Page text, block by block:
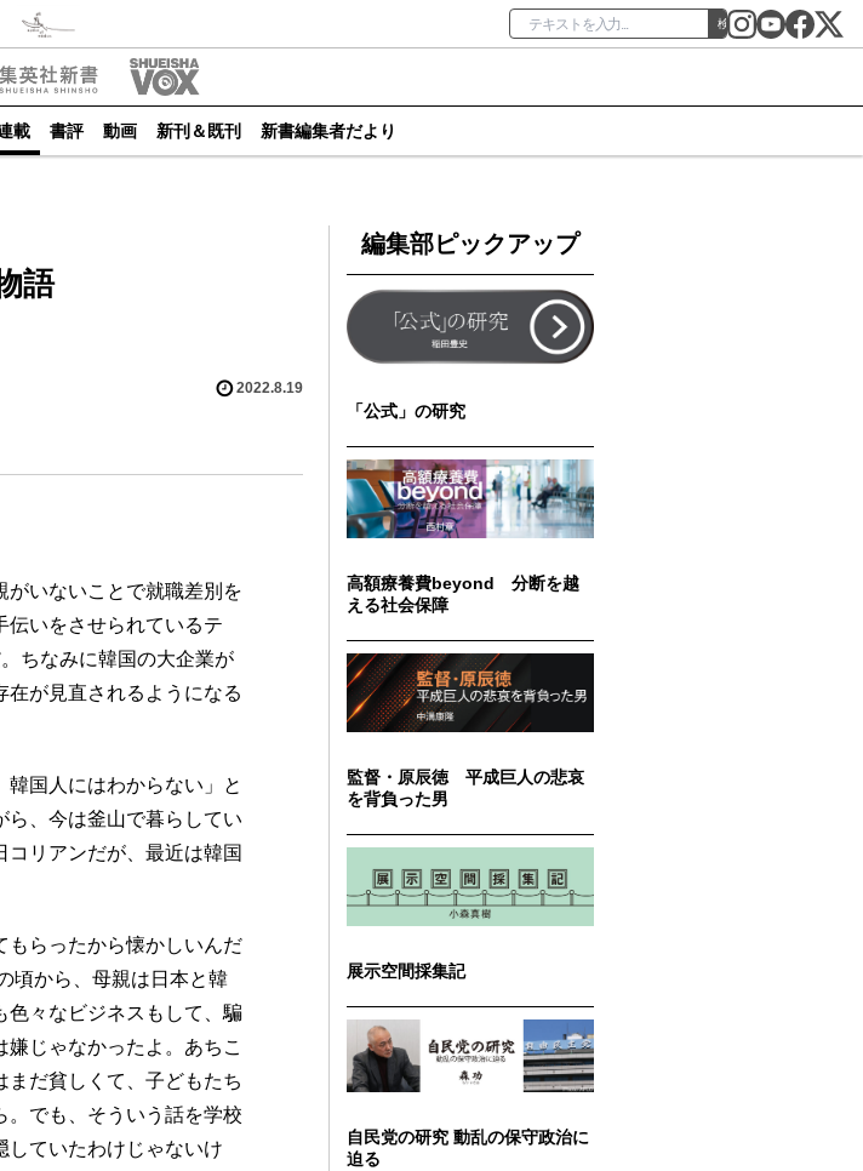
検索
載 書評 動画 新刊＆既刊 新書編集者だより
語
2022.8.19
いないことで就職差別を
伝いをさせられているテ
ちなみに韓国の大企業が
が見直されるようになる
国人にはわからない」と
ら、今は釜山で暮らしてい
コリアンだが、最近は韓国
らったから懐かしいんだ
頃から、母親は日本と韓
色々なビジネスもして、騙
じゃなかったよ。あちこ
だ貧しくて、子どもたち
。でも、そういう話を学校
していたわけじゃないけ
編集部ピックアップ
「公式」の研究
高額療養費beyond 分断を越
える社会保障
監督・原辰徳 平成巨人の悲哀
を背負った男
展示空間採集記
自民党の研究 動乱の保守政治に
迫る